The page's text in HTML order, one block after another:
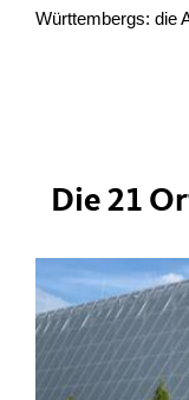
Württembergs: die
Die 21